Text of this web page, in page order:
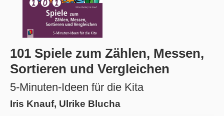
101 Spiele zum Zählen, Messen,
Sortieren und Vergleichen
5-Minuten-Ideen für die Kita
Iris Knauf, Ulrike Blucha